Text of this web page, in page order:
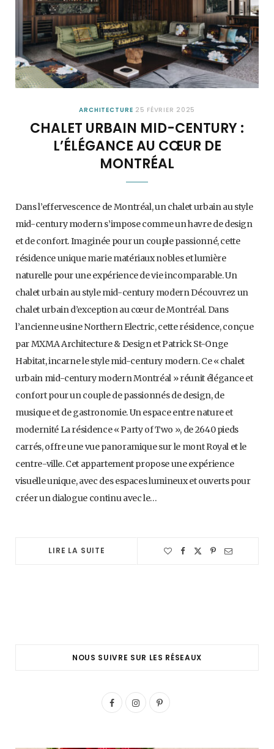
ARCHITECTURE 25 FÉVRIER 2025
CHALET URBAIN MID-CENTURY :
L’ÉLÉGANCE AU CŒUR DE
MONTRÉAL
Dans l’effervescence de Montréal, un chalet urbain au style
mid-century modern s’impose comme un havre de design
et de confort. Imaginée pour un couple passionné, cette
résidence unique marie matériaux nobles et lumière
naturelle pour une expérience de vie incomparable. Un
chalet urbain au style mid-century modern Découvrez un
chalet urbain d’exception au cœur de Montréal. Dans
l’ancienne usine Northern Electric, cette résidence, conçue
par MXMA Architecture & Design et Patrick St-Onge
Habitat, incarne le style mid-century modern. Ce « chalet
urbain mid-century modern Montréal » réunit élégance et
confort pour un couple de passionnés de design, de
musique et de gastronomie. Un espace entre nature et
modernité La résidence « Party of Two », de 2640 pieds
carrés, offre une vue panoramique sur le mont Royal et le
centre-ville. Cet appartement propose une expérience
visuelle unique, avec des espaces lumineux et ouverts pour
créer un dialogue continu avec le…
LIRE LA SUITE
NOUS SUIVRE SUR LES RÉSEAUX
F
I
P